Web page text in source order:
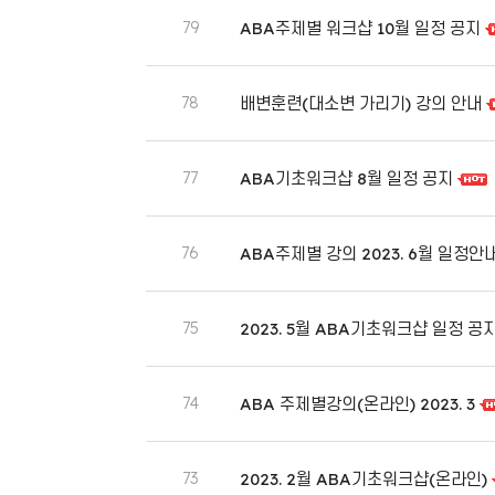
79 ABA주제별 워크샵 10월 일정 공지
78 배변훈련(대소변 가리기) 강의 안내
77 ABA기초워크샵 8월 일정 공지
76 ABA주제별 강의 2023. 6월 일정안
75 2023. 5월 ABA기초워크샵 일정 공
74 ABA 주제별강의(온라인) 2023. 3
73 2023. 2월 ABA기초워크샵(온라인)